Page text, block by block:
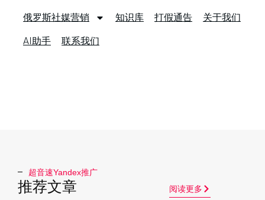
俄罗斯社媒营销 知识库 打假通告 关于我们
AI助手 联系我们
超音速Yandex推广​
推荐文章 阅读更多